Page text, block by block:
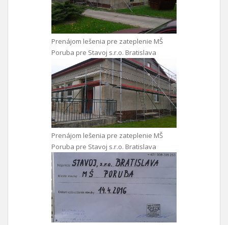
Prenájom lešenia pre zateplenie MŠ
Poruba pre Stavoj s.r.o. Bratislava
Prenájom lešenia pre zateplenie MŠ
Poruba pre Stavoj s.r.o. Bratislava